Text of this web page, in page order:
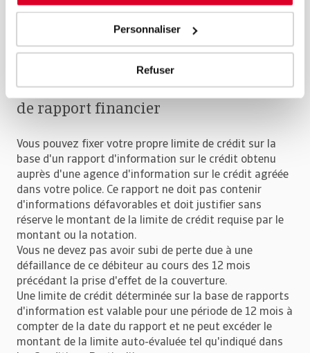
Personnaliser
Refuser
refus) est émise par Atradius, la limite de crédit établie
mois après la date de le refus, vous pouvez
reconstituer la couverture en non dénommé.
Couverture en non dénommé sur base
de rapport financier
Vous pouvez fixer votre propre limite de crédit sur la
base d'un rapport d'information sur le crédit obtenu
auprès d'une agence d'information sur le crédit agréée
dans votre police. Ce rapport ne doit pas contenir
d'informations défavorables et doit justifier sans
réserve le montant de la limite de crédit requise par le
montant ou la notation.
Vous ne devez pas avoir subi de perte due à une
défaillance de ce débiteur au cours des 12 mois
précédant la prise d'effet de la couverture.
Une limite de crédit déterminée sur la base de rapports
d'information est valable pour une période de 12 mois à
compter de la date du rapport et ne peut excéder le
montant de la limite auto-évaluée tel qu'indiqué dans